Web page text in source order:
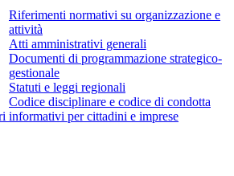
Riferimenti normativi su organizzazione e
attività
Atti amministrativi generali
Documenti di programmazione strategico-
gestionale
Statuti e leggi regionali
Codice disciplinare e codice di condotta
informativi per cittadini e imprese